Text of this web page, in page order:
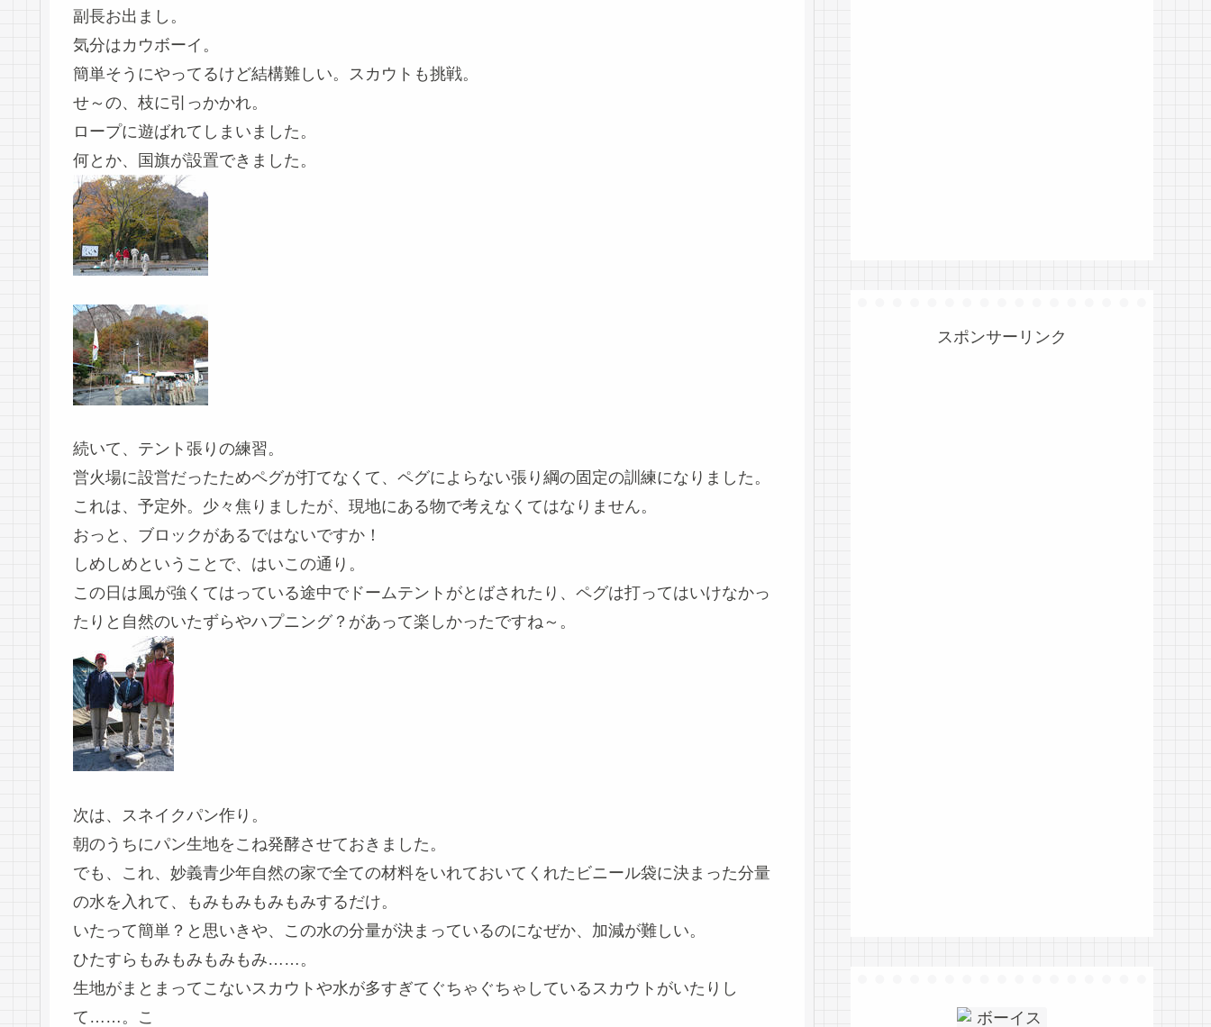
副長お出まし。
気分はカウボーイ。
簡単そうにやってるけど結構難しい。スカウトも挑戦。
せ～の、枝に引っかかれ。
ロープに遊ばれてしまいました。
何とか、国旗が設置できました。
続いて、テント張りの練習。
営火場に設営だったためペグが打てなくて、ペグによらない張り綱の固定の訓練になりました。
これは、予定外。少々焦りましたが、現地にある物で考えなくてはなりません。
おっと、ブロックがあるではないですか！
しめしめということで、はいこの通り。
この日は風が強くてはっている途中でドームテントがとばされたり、ペグは打ってはいけなかっ
たりと自然のいたずらやハプニング？があって楽しかったですね～。
次は、スネイクパン作り。
朝のうちにパン生地をこね発酵させておきました。
でも、これ、妙義青少年自然の家で全ての材料をいれておいてくれたビニール袋に決まった分量
の水を入れて、もみもみもみもみするだけ。
いたって簡単？と思いきや、この水の分量が決まっているのになぜか、加減が難しい。
ひたすらもみもみもみもみ……。
生地がまとまってこないスカウトや水が多すぎてぐちゃぐちゃしているスカウトがいたりし
て……。こ
スポンサーリンク